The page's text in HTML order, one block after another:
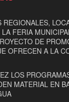
REGIONALES,
LA FERIA
DE
OFRECEN A LA
LOS
MATERIAL EN